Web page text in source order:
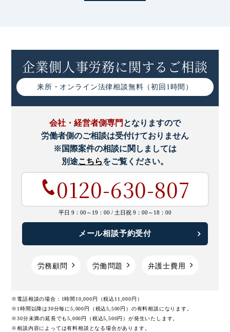
企業側人事労務に関するご相談
来所・オンライン法律相談無料（初回1時間）
会社・経営者側専門 となりますので
労働者側のご相談は受付けておりません
※国際案件の相談に関しましては
別途こちらをご覧ください。
0120-630-807
平日 9：00～19：00 / 土日祝 9：00～18：00
メール相談予約受付
労務顧問 労働問題 弁護士費用
※電話相談の場合：1時間10,000円（税込11,000円）
※1時間以降は30分毎に5,000円（税込5,500円）の有料相談になります。
※30分未満の延長でも5,000円（税込5,500円）が発生いたします。
※相談内容によっては有料相談となる場合があります。